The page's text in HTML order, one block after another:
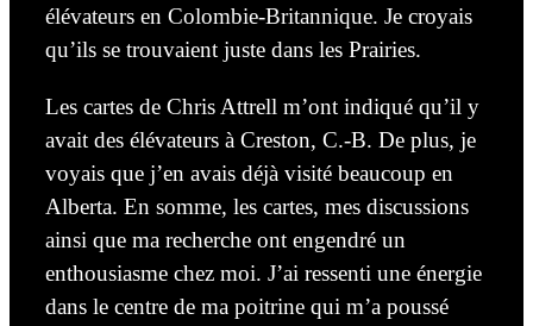
élévateurs en Colombie-Britannique. Je croyais
qu’ils se trouvaient juste dans les Prairies.
Les cartes de Chris Attrell m’ont indiqué qu’il y
avait des élévateurs à Creston, C.-B. De plus, je
voyais que j’en avais déjà visité beaucoup en
Alberta. En somme, les cartes, mes discussions
ainsi que ma recherche ont engendré un
enthousiasme chez moi. J’ai ressenti une énergie
dans le centre de ma poitrine qui m’a poussé